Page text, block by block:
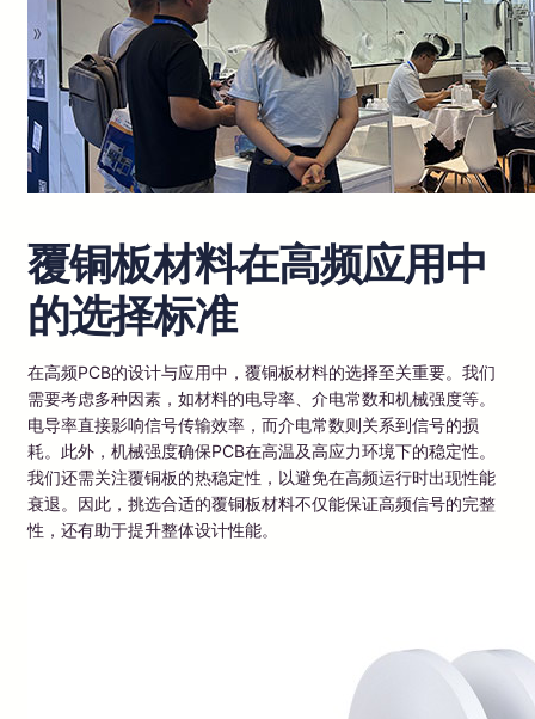
覆铜板材料在高频应用中
的选择标准
在高频PCB的设计与应用中，覆铜板材料的选择至关重要。我们
需要考虑多种因素，如材料的电导率、介电常数和机械强度等。
电导率直接影响信号传输效率，而介电常数则关系到信号的损
耗。此外，机械强度确保PCB在高温及高应力环境下的稳定性。
我们还需关注覆铜板的热稳定性，以避免在高频运行时出现性能
衰退。因此，挑选合适的覆铜板材料不仅能保证高频信号的完整
性，还有助于提升整体设计性能。